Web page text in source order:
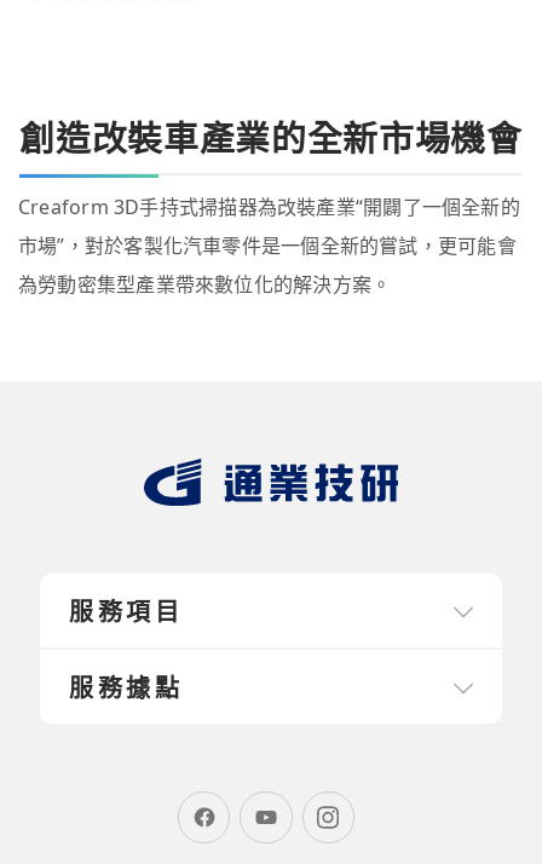
創造改裝車產業的全新市場機會
Creaform 3D手持式掃描器為改裝產業“開闢了一個全新的
市場”，對於客製化汽車零件是一個全新的嘗試，更可能會
為勞動密集型產業帶來數位化的解決方案。
服務項目
服務據點